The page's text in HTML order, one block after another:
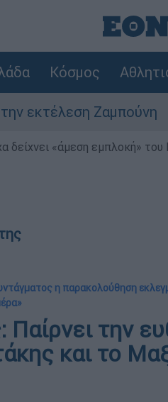
Κόσμος
Ζαμπούνη
δείχνει «άμεση εμπλοκή»
η παρακολούθηση
την
και το